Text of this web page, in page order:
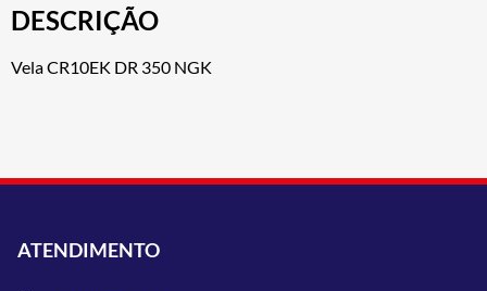
DESCRIÇÃO
Vela CR10EK DR 350 NGK
ATENDIMENTO